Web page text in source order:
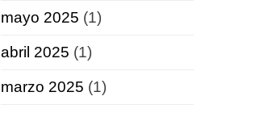
mayo 2025 (1)
abril 2025 (1)
marzo 2025 (1)